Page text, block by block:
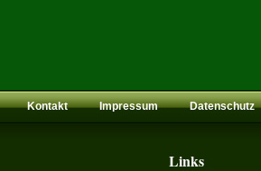
Kontakt Impressum Datenschutz
Links